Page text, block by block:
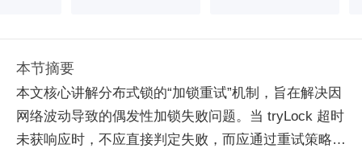
本节摘要
本文核心讲解分布式锁的“加锁重试”机制，旨在解决因
网络波动导致的偶发性加锁失败问题。当 tryLock 超时
未获响应时，不应直接判定失败，而应通过重试策略再